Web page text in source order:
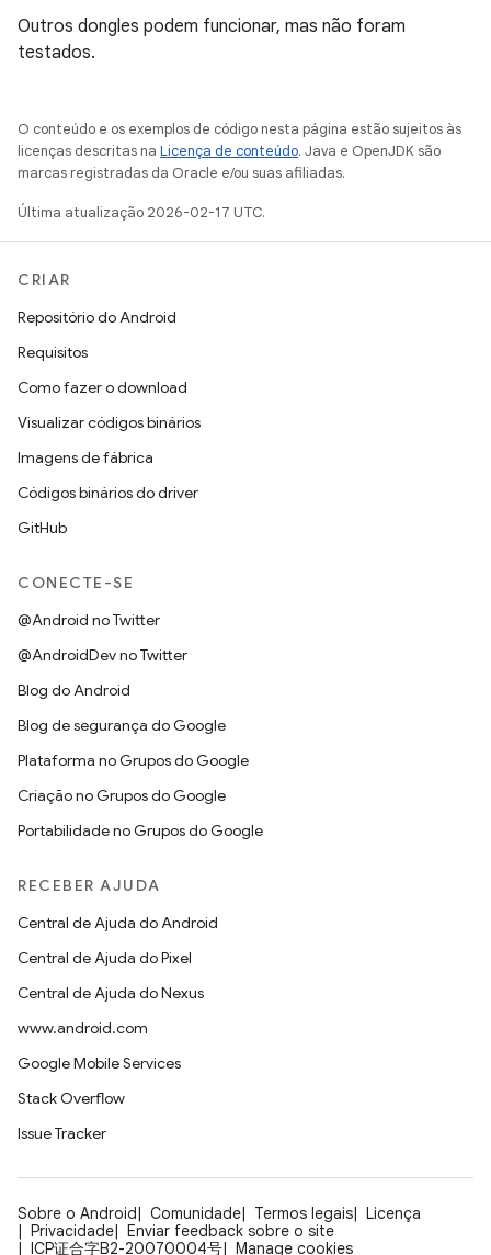
Outros dongles podem funcionar, mas não foram
testados.
O conteúdo e os exemplos de código nesta página estão sujeitos às
licenças descritas na Licença de conteúdo. Java e OpenJDK são
marcas registradas da Oracle e/ou suas afiliadas.
Última atualização 2026-02-17 UTC.
CRIAR
Repositório do Android
Requisitos
Como fazer o download
Visualizar códigos binários
Imagens de fábrica
Códigos binários do driver
GitHub
CONECTE-SE
@Android no Twitter
@AndroidDev no Twitter
Blog do Android
Blog de segurança do Google
Plataforma no Grupos do Google
Criação no Grupos do Google
Portabilidade no Grupos do Google
RECEBER AJUDA
Central de Ajuda do Android
Central de Ajuda do Pixel
Central de Ajuda do Nexus
www.android.com
Google Mobile Services
Stack Overflow
Issue Tracker
Sobre o Android Comunidade Termos legais
Licença
Privacidade
Enviar feedback sobre o site
ICP证合字B2-20070004号
Manage cookies